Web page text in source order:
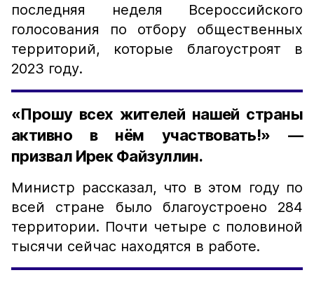
последняя неделя Всероссийского
голосования по отбору общественных
территорий, которые благоустроят в
2023 году.
«Прошу всех жителей нашей страны
активно в нём участвовать!» —
призвал Ирек Файзуллин.
Министр рассказал, что в этом году по
всей стране было благоустроено 284
территории. Почти четыре с половиной
тысячи сейчас находятся в работе.